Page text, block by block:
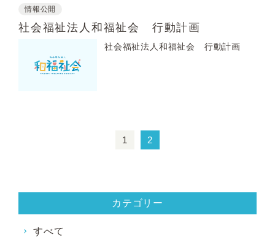
情報公開
社会福祉法人和福祉会 行動計画
社会福祉法人和福祉会 行動計画
1 2
カテゴリー
すべて